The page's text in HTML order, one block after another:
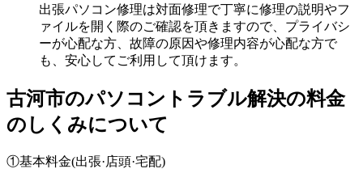
出張パソコン修理は対面修理で丁寧に修理の説明やフ
ァイルを開く際のご確認を頂きますので、プライバシ
ーが心配な方、故障の原因や修理内容が心配な方で
も、安心してご利用して頂けます。
古河市のパソコントラブル解決の料金
のしくみについて
①基本料金(出張·店頭·宅配)